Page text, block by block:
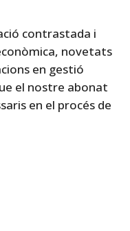
contrastada i
novetats
en gestió
el nostre abonat
en el procés de